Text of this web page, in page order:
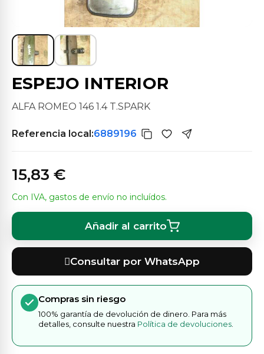
ESPEJO INTERIOR
ALFA ROMEO 146 1.4 T.SPARK
Referencia local:6889196
15,83 €
Con IVA, gastos de envío no incluídos.
Añadir al carrito
Consultar por WhatsApp
Compras sin riesgo
100% garantía de devolución de dinero. Para más
detalles, consulte nuestra Política de devoluciones